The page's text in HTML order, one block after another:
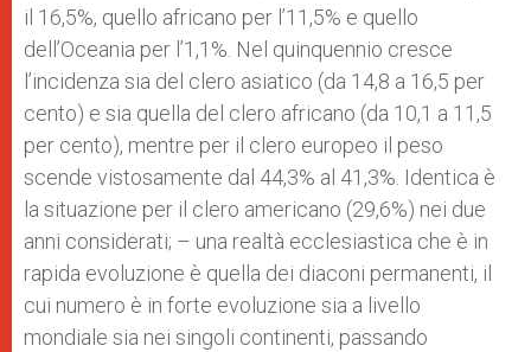
il 16,5%, quello africano per l’11,5% e quello
dell’Oceania per l’1,1%. Nel quinquennio cresce
l’incidenza sia del clero asiatico (da 14,8 a 16,5 per
cento) e sia quella del clero africano (da 10,1 a 11,5
per cento), mentre per il clero europeo il peso
scende vistosamente dal 44,3% al 41,3%. Identica è
la situazione per il clero americano (29,6%) nei due
anni considerati; – una realtà ecclesiastica che è in
rapida evoluzione è quella dei diaconi permanenti, il
cui numero è in forte evoluzione sia a livello
mondiale sia nei singoli continenti, passando